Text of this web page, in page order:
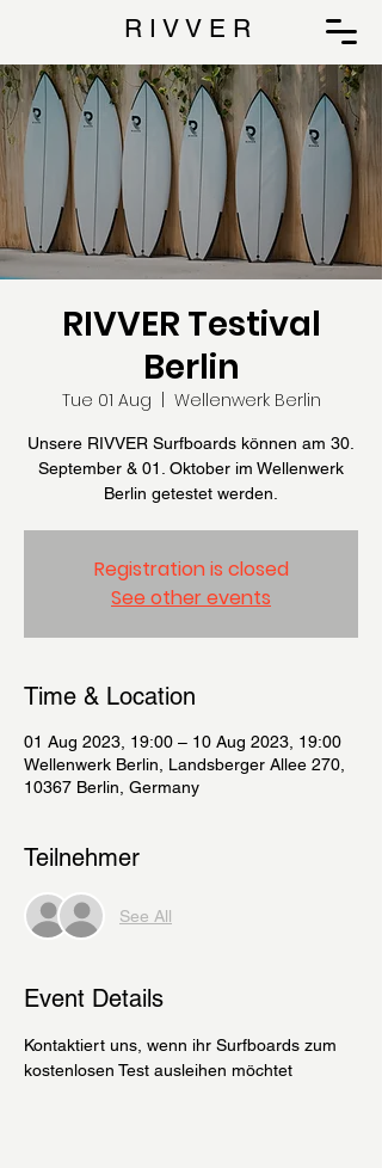
R I V V E R
RIVVER Testival
Berlin
Tue 01 Aug Wellenwerk Berlin
Unsere RIVVER Surfboards können am 30.
September & 01. Oktober im Wellenwerk
Berlin getestet werden.
Registration is closed
See other events
Time & Location
01 Aug 2023, 19:00 – 10 Aug 2023, 19:00
Wellenwerk Berlin, Landsberger Allee 270,
10367 Berlin, Germany
Teilnehmer
See All
Event Details
Kontaktiert uns, wenn ihr Surfboards zum
kostenlosen Test ausleihen möchtet